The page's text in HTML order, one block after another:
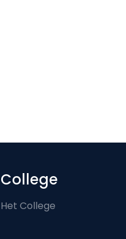
College
Het College